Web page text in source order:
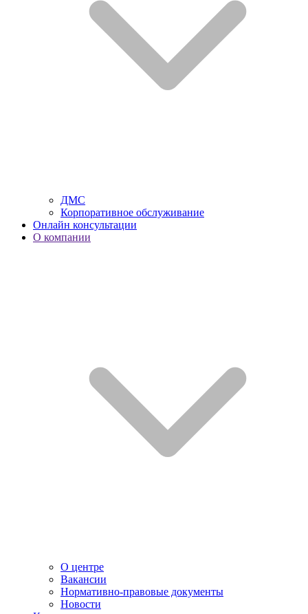
ДМС
Корпоративное обслуживание
Онлайн консультации
О компании
О центре
Вакансии
Нормативно-правовые документы
Новости